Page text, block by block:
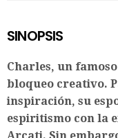
SINOPSIS
Charles, un
bloqueo creativo.
inspiración, su
espiritismo con la